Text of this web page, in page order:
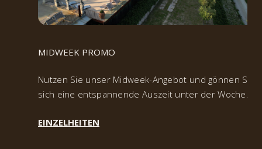
MIDWEEK PROMO
Nutzen Sie unser Midweek-Angebot und gönnen Sie
sich eine entspannende Auszeit unter der Woche.
EINZELHEITEN